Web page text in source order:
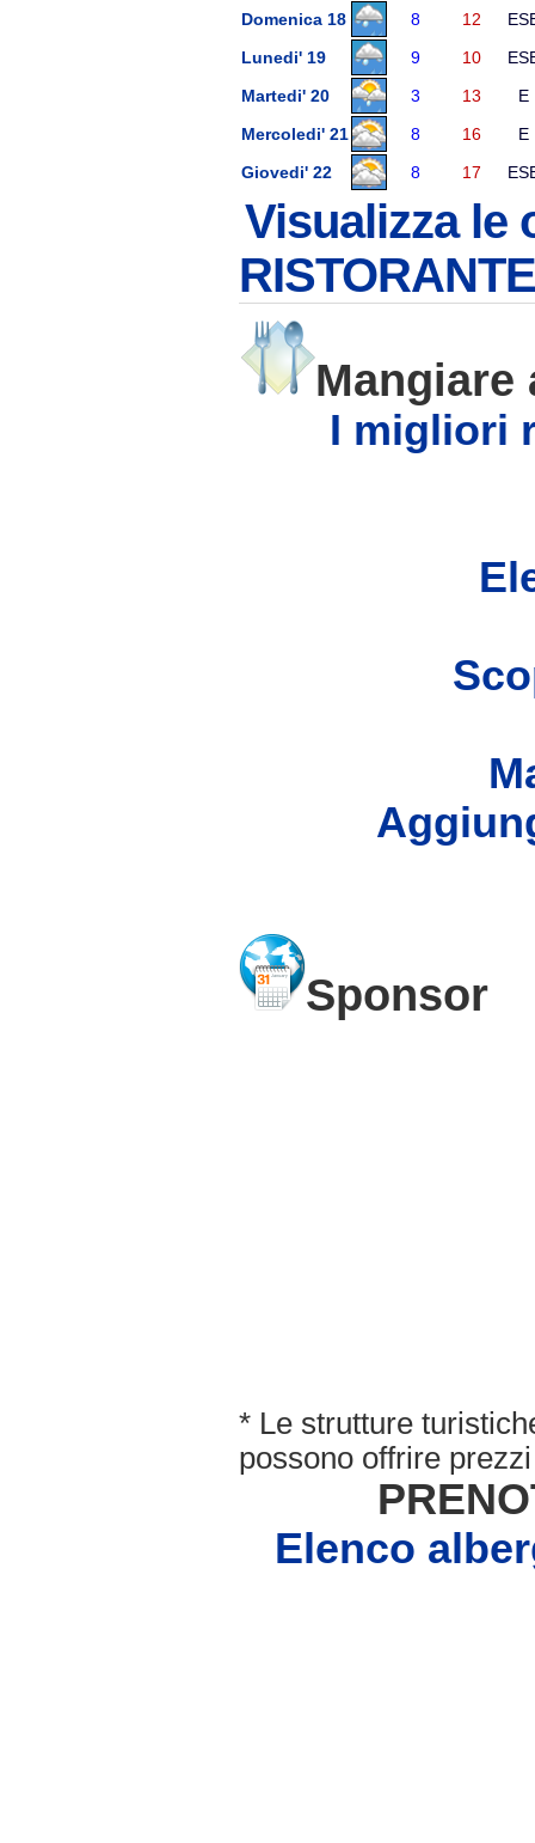
Domenica 18
8 12
Lunedi' 19
9 10
Martedi' 20
3 13
E
Mercoledi' 21
8 16
E
Giovedi' 22
8 17
Visualizza le
Mangiare
I migliori
Sponsor
* Le strutture
possono offrire
Elenco